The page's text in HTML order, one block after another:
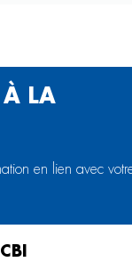
À LA
en lien avec
CBI